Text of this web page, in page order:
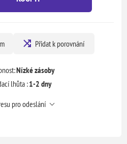
Přidat k porovnání
Nízké zásoby
lhůta :1-2 dny
pro odeslání